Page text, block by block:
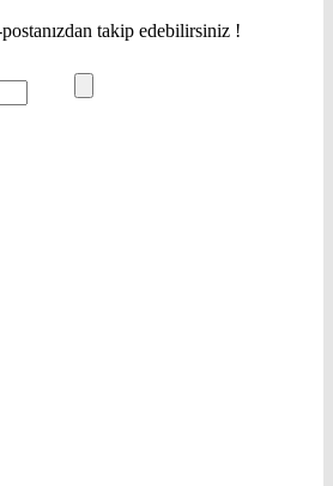
takip edebilirsiniz !